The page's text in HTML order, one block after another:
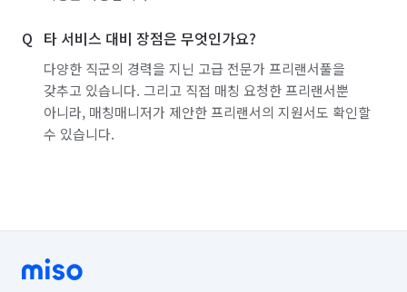
타 서비스 대비 장점은 무엇인가요?
다양한 직군의 경력을 지닌 고급 전문가 프리랜서풀을
갖추고 있습니다. 그리고 직접 매칭 요청한 프리랜서뿐
아니라, 매칭매니저가 제안한 프리랜서의 지원서도 확인할
수 있습니다.